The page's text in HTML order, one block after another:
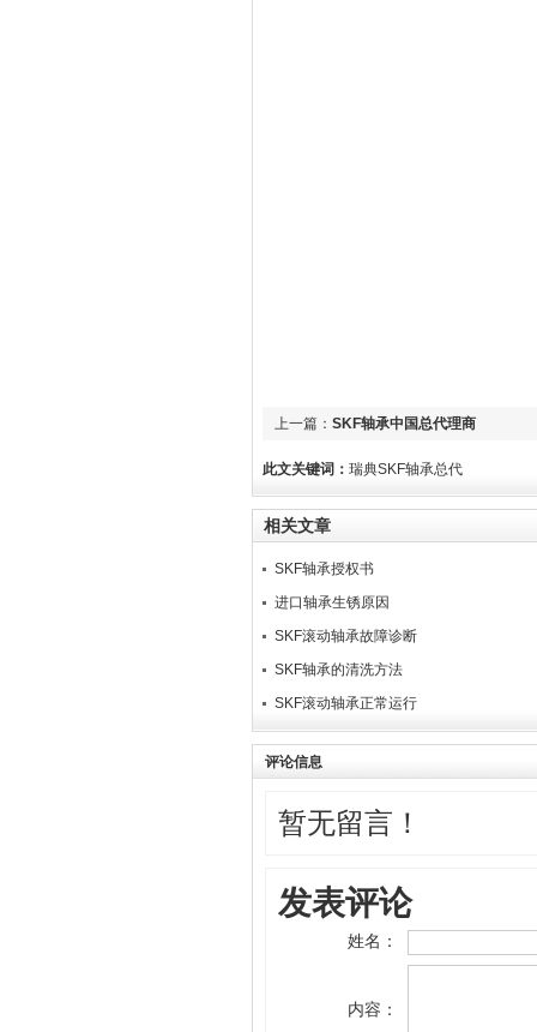
上一篇： SKF轴承中国总代理商
此文关键词： 瑞典SKF轴承总代
相关文章
SKF轴承授权书
进口轴承生锈原因
SKF滚动轴承故障诊断
SKF轴承的清洗方法
SK​F滚动轴承正常运行
评论信息
暂无留言！
发表评论
姓名：
内容：